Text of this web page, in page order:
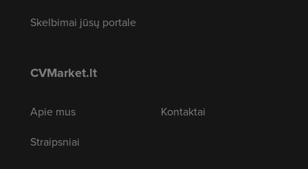
Skelbimai jūsų portale
CVMarket.lt
Apie mus
Straipsniai
Kontaktai